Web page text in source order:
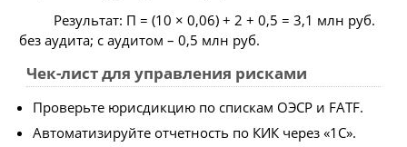
Результат: П = (10 × 0,06) + 2 + 0,5 = 3,1 млн руб.
без аудита; с аудитом – 0,5 млн руб.
Чек-лист для управления рисками
Проверьте юрисдикцию по спискам ОЭСР и FATF.
Автоматизируйте отчетность по КИК через «1С».